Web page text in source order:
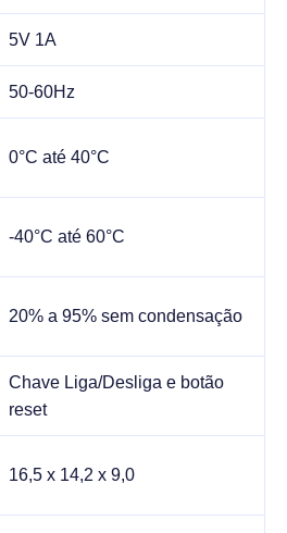
5V 1A
50-60Hz
0°C até 40°C
-40°C até 60°C
20% a 95% sem condensação
Chave Liga/Desliga e botão
reset
16,5 x 14,2 x 9,0